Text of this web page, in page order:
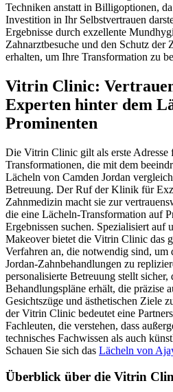
Techniken anstatt in Billigoptionen,
Investition in Ihr Selbstvertrauen
Ergebnisse durch exzellente
Zahnarztbesuche und den Schutz der
erhalten, um Ihre Transformation zu
Vitrin Clinic:
Experten hinter dem
Prominenten
Die Vitrin Clinic gilt als erste Adresse
Transformationen, die mit dem
Lächeln von Camden Jordan
Betreuung. Der Ruf der Klinik für
Zahnmedizin macht sie zur
die eine Lächeln-Transformation auf
Ergebnissen suchen. Spezialisiert auf
Makeover bietet die Vitrin Clinic das
Verfahren an, die notwendig sind, um
Jordan-Zahnbehandlungen zu
personalisierte Betreuung stellt sicher,
Behandlungspläne erhält, die präzise
Gesichtszüge und ästhetischen Ziele
der Vitrin Clinic bedeutet eine
Fachleuten, die verstehen, dass
technisches Fachwissen als auch
Schauen Sie sich das Lächeln von
Überblick über die Vitrin